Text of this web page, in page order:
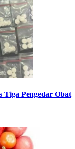
Tiga Pengedar Obat